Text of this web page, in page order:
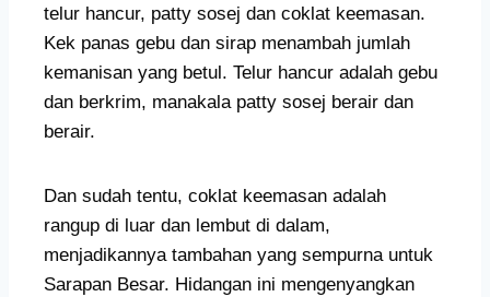
telur hancur, patty sosej dan coklat keemasan.
Kek panas gebu dan sirap menambah jumlah
kemanisan yang betul. Telur hancur adalah gebu
dan berkrim, manakala patty sosej berair dan
berair.
Dan sudah tentu, coklat keemasan adalah
rangup di luar dan lembut di dalam,
menjadikannya tambahan yang sempurna untuk
Sarapan Besar. Hidangan ini mengenyangkan